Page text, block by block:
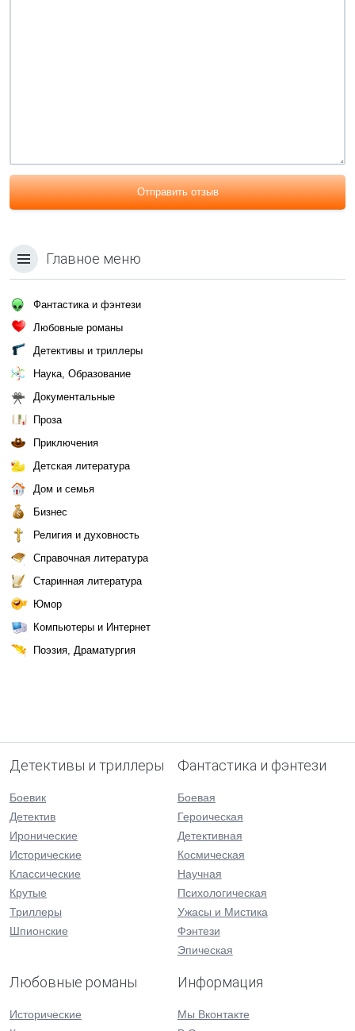
Отправить отзыв
Главное меню
Фантастика и фэнтези
Любовные романы
Детективы и триллеры
Наука, Образование
Документальные
Проза
Приключения
Детская литература
Дом и семья
Бизнес
Религия и духовность
Справочная литература
Старинная литература
Юмор
Компьютеры и Интернет
Поэзия, Драматургия
Детективы и триллеры
Боевик
Детектив
Иронические
Исторические
Классические
Крутые
Триллеры
Шпионские
Фантастика и фэнтези
Боевая
Героическая
Детективная
Космическая
Научная
Психологическая
Ужасы и Мистика
Фэнтези
Эпическая
Любовные романы
Исторические
Информация
Мы Вконтакте